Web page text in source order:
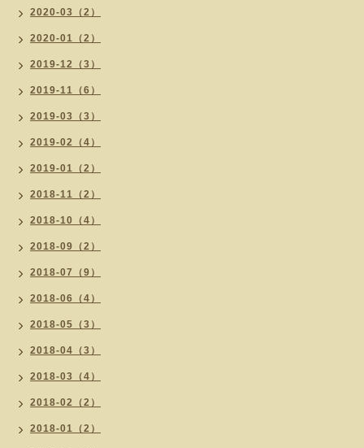
2020-03（2）
2020-01（2）
2019-12（3）
2019-11（6）
2019-03（3）
2019-02（4）
2019-01（2）
2018-11（2）
2018-10（4）
2018-09（2）
2018-07（9）
2018-06（4）
2018-05（3）
2018-04（3）
2018-03（4）
2018-02（2）
2018-01（2）